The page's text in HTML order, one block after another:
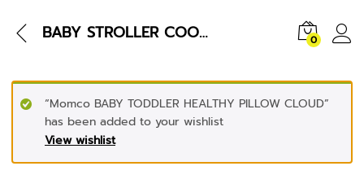
BABY STROLLER COOL PAD 0
View wishlist
“Momco BABY TODDLER HEALTHY PILLOW CLOUD”
has been added to your wishlist